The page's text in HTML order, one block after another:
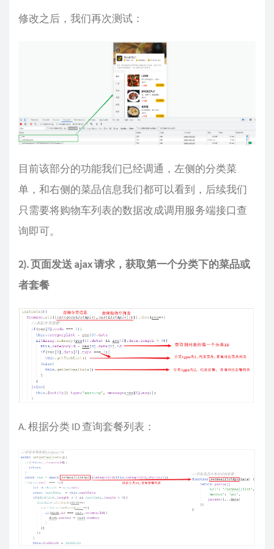
修改之后，我们再次测试：
目前该部分的功能我们已经调通，左侧的分类菜
单，和右侧的菜品信息我们都可以看到，后续我们
只需要将购物车列表的数据改成调用服务端接口查
询即可。
2). 页面发送 ajax 请求，获取第一个分类下的菜品或
者套餐
A. 根据分类 ID 查询套餐列表：